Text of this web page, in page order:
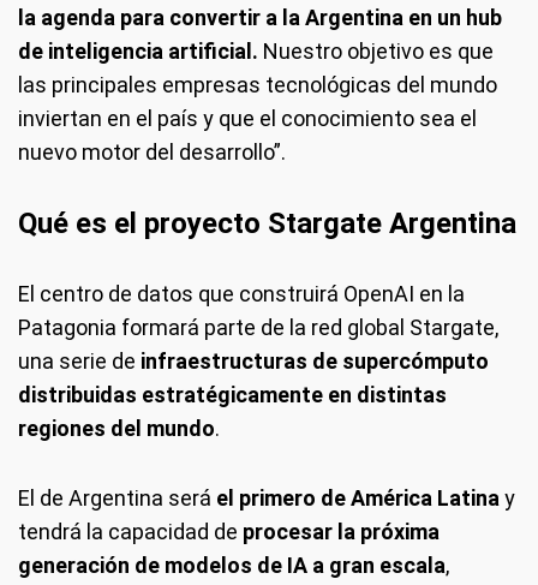
la agenda para convertir a la Argentina en un hub
de inteligencia artificial. Nuestro objetivo es que
las principales empresas tecnológicas del mundo
inviertan en el país y que el conocimiento sea el
nuevo motor del desarrollo”.
Qué es el proyecto Stargate Argentina
El centro de datos que construirá OpenAI en la
Patagonia formará parte de la red global Stargate,
una serie de infraestructuras de supercómputo
distribuidas estratégicamente en distintas
regiones del mundo.
El de Argentina será el primero de América Latina y
tendrá la capacidad de procesar la próxima
generación de modelos de IA a gran escala,